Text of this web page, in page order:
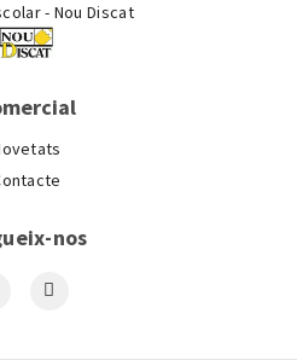
- Nou Discat
nos